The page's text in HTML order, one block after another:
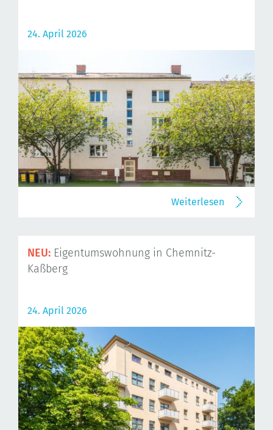
24. April 2026
Weiterlesen
NEU: Eigentumswohnung in Chemnitz-
Kaßberg
24. April 2026